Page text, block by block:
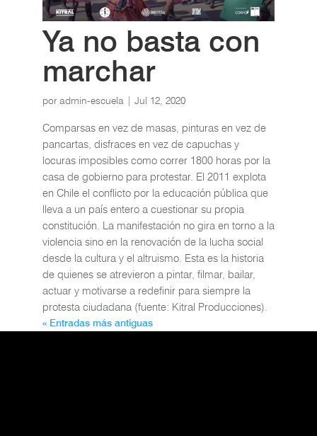
Ya no basta con
marchar
por admin-escuela Jul 12, 2020
Comparsas en vez de masas, pinturas en vez de
pancartas, disfraces en vez de capuchas y
locuras imposibles como correr 1800 horas por la
casa de gobierno para protestar. El 2011 explota
en Chile el conflicto por la educación pública que
lleva a un país entero a cuestionar su propia
constitución. La manifestación no gira en torno a la
violencia sino en la renovación de la lucha social
desde la cultura y el altruismo. Esta es la historia
de quienes se atrevieron a pintar, filmar, bailar,
actuar y motivarse a redefinir para siempre la
protesta ciudadana (fuente: Kitral Producciones).
« Entradas más antiguas